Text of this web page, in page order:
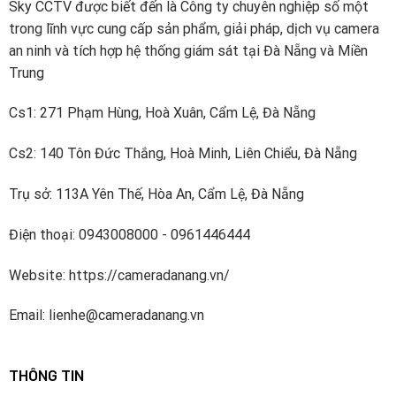
quốc.
2021: ISACHI ra mắt dòng sản phẩm camera AI, IoT.
2022: ISACHI đạt doanh thu 100 tỷ đồng.
2023: ISACHI được vinh danh là “Thương hiệu camera an
lượng mặt trời SC-PT04GWcủa nước nào?
Sky CCTV được biết đến là Công ty chuyên nghiệp số một
trong lĩnh vực cung cấp sản phẩm, giải pháp, dịch vụ camera
an ninh và tích hợp hệ thống giám sát tại Đà Nẵng và Miền
Trung
Cs1: 271 Phạm Hùng, Hoà Xuân, Cẩm Lệ, Đà Nẵng
Cs2: 140 Tôn Đức Thắng, Hoà Minh, Liên Chiểu, Đà Nẵng
Trụ sở: 113A Yên Thế, Hòa An, Cẩm Lệ, Đà Nẵng
Điện thoại: 0943008000 - 0961446444
Website: https://cameradanang.vn/
Email: lienhe@cameradanang.vn
THÔNG TIN